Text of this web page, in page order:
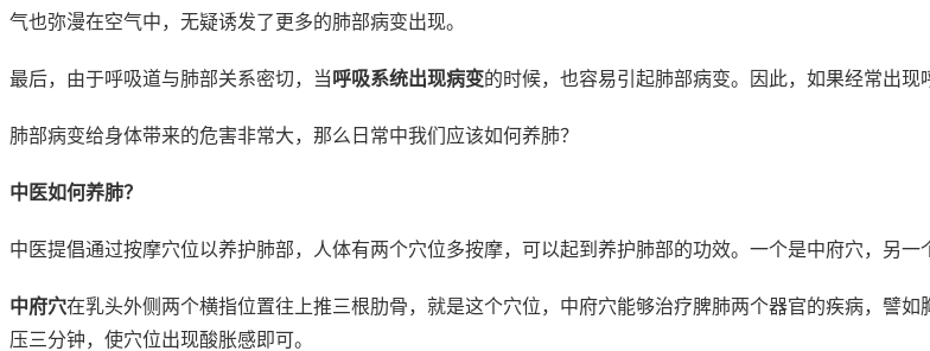
气也弥漫在空气中，无疑诱发了更多的肺部病变出现。
最后，由于呼吸道与肺部关系密切，当 呼吸系统出现病变的时候，也容易引起肺部病变。因此，如果经常出现
肺部病变给身体带来的危害非常大，那么日常中我们应该如何养肺？
中医如何养肺？
中医提倡通过按摩穴位以养护肺部，人体有两个穴位多按摩，可以起到养护肺部的功效。一个是中府穴，另一
中府穴在乳头外侧两个横指位置往上推三根肋骨，就是这个穴位，中府穴能够治疗脾肺两个器官的疾病，譬
压三分钟，使穴位出现酸胀感即可。